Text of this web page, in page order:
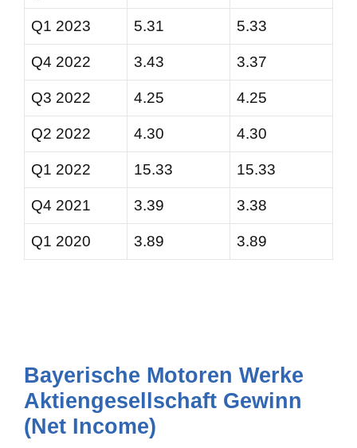
Q1 2023 5.31 5.33
Q4 2022 3.43 3.37
Q3 2022 4.25 4.25
Q2 2022 4.30 4.30
Q1 2022 15.33 15.33
Q4 2021 3.39 3.38
Q1 2020 3.89 3.89
Bayerische Motoren Werke
Aktiengesellschaft Gewinn
(Net Income)